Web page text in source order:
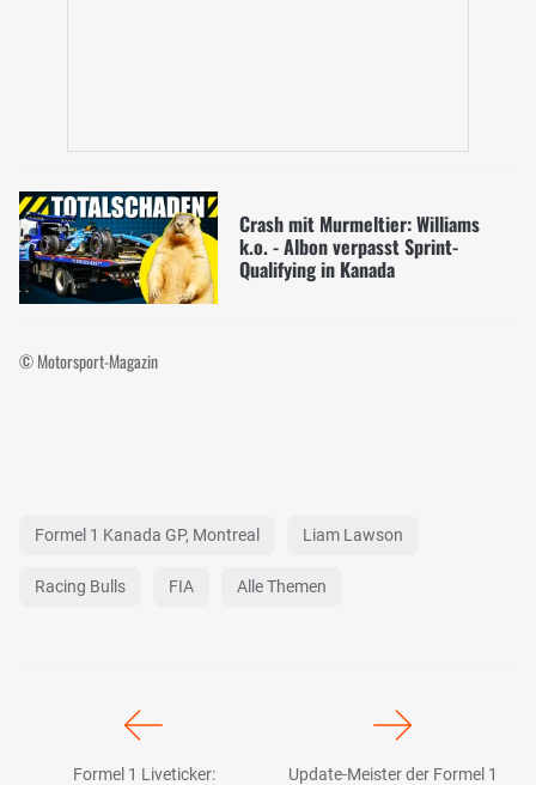
Crash mit Murmeltier: Williams
k.o. - Albon verpasst Sprint-
Qualifying in Kanada
© Motorsport-Magazin
Formel 1 Kanada GP, Montreal Liam Lawson
Racing Bulls FIA Alle Themen
Formel 1 Liveticker:
Update-Meister der Formel 1